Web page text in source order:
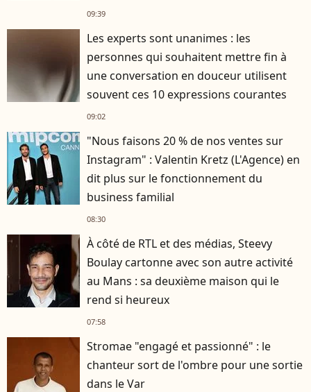
09:39
Les experts sont unanimes : les
personnes qui souhaitent mettre fin à
une conversation en douceur utilisent
souvent ces 10 expressions courantes
09:02
"Nous faisons 20 % de nos ventes sur
Instagram" : Valentin Kretz (L'Agence) en
dit plus sur le fonctionnement du
business familial
08:30
À côté de RTL et des médias, Steevy
Boulay cartonne avec son autre activité
au Mans : sa deuxième maison qui le
rend si heureux
07:58
Stromae "engagé et passionné" : le
chanteur sort de l'ombre pour une sortie
dans le Var